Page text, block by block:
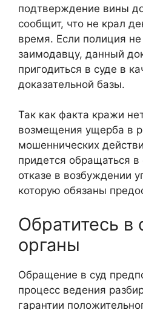
подтверждение вины
сообщит, что не крал
время. Если полиция
заимодавцу, данный
пригодиться в суде в
доказательной базы.
Так как факта кражи
возмещения ущерба в
мошеннических
придется обращаться в
отказе в возбуждении
которую обязаны
Обратитесь в
органы
Обращение в суд
процесс ведения
гарантии